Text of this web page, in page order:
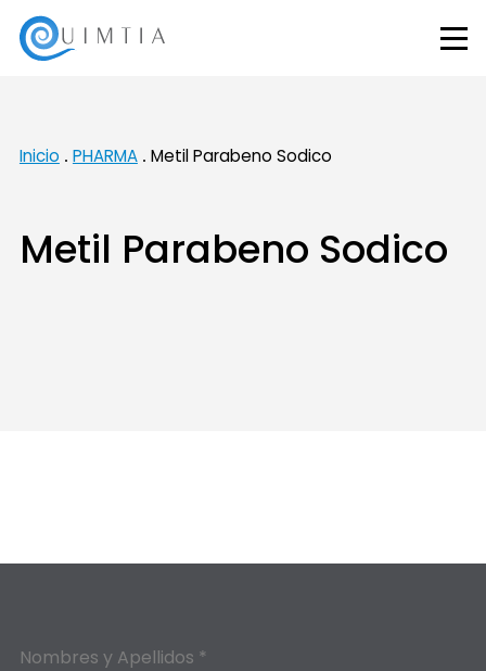
Inicio PHARMA Metil Parabeno Sodico
Metil Parabeno Sodico
Nombres y Apellidos *